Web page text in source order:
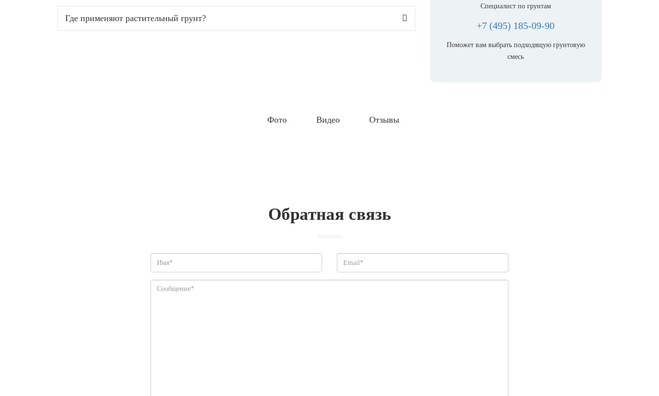
Где применяют растительный грунт?
Специалист по грунтам
+7 (495) 185-09-90
Поможет вам выбрать подходящую грунтовую
смесь
Фото Видео Отзывы
Обратная связь